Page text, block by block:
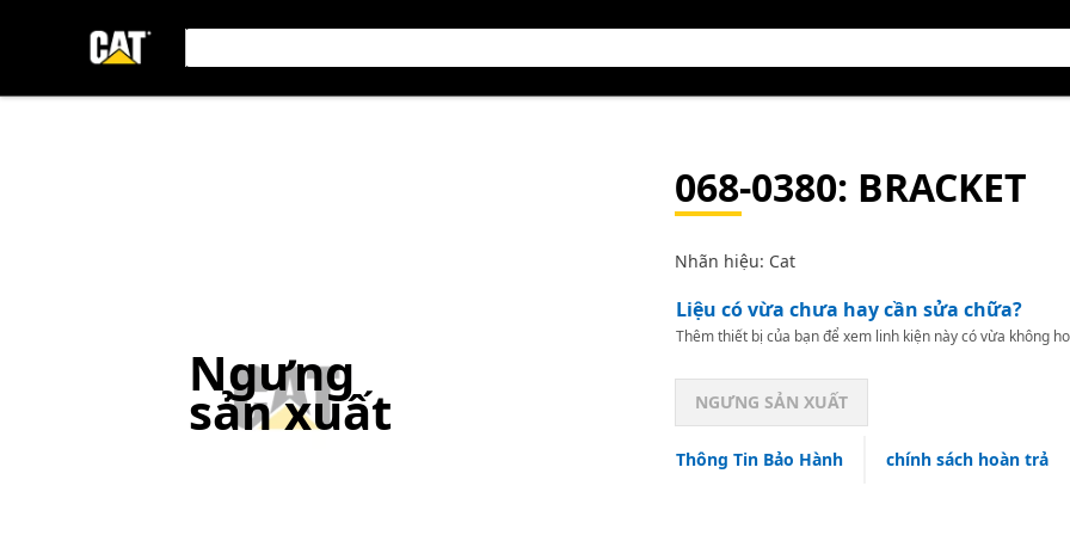
Ngưng
sản xuất
068-0380: BRACKET
Nhãn hiệu: Cat
Liệu có vừa chưa hay cần sửa chữa?
Thêm thiết bị của bạn để xem linh kiện này có vừa không
NGƯNG SẢN XUẤT
Thông Tin Bảo Hành chính sách hoàn trả